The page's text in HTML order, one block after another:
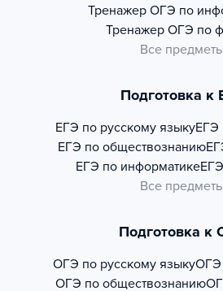
Тренажер ОГЭ по
Тренажер ОГЭ по
Все
Подготовка к
ЕГЭ по русскому языкуЕГЭ
ЕГЭ по обществознанию
ЕГЭ по информатике
Все
Подготовка к
ОГЭ по русскому языкуОГЭ
ОГЭ по обществознанию